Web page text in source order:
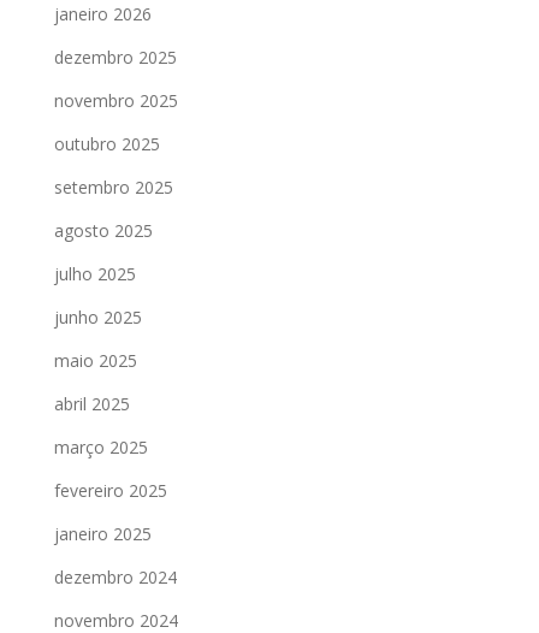
janeiro 2026
dezembro 2025
novembro 2025
outubro 2025
setembro 2025
agosto 2025
julho 2025
junho 2025
maio 2025
abril 2025
março 2025
fevereiro 2025
janeiro 2025
dezembro 2024
novembro 2024